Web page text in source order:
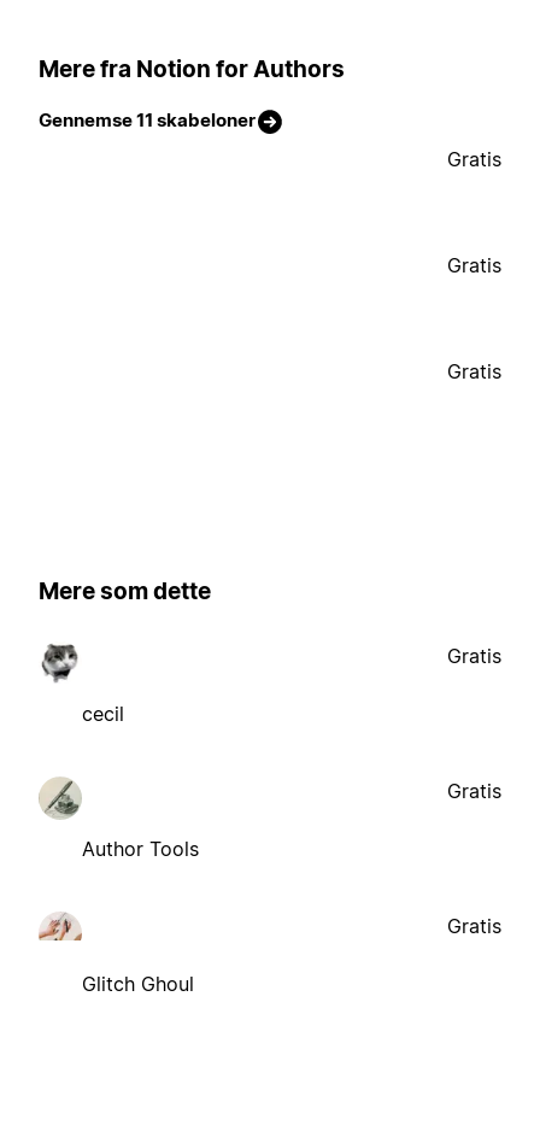
Mere fra Notion for Authors
Gennemse 11 skabeloner
Gratis
Gratis
Gratis
Mere som dette
cecil
Gratis
Author Tools
Gratis
Glitch Ghoul
Gratis